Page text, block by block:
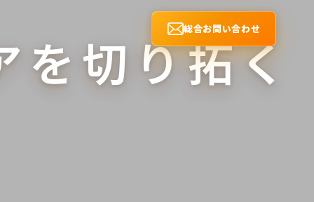
総合お問い合わせ
を切り拓く